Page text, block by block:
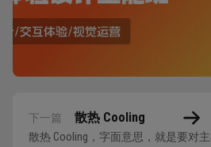
下一篇 散热 Cooling
散热 Cooling，字面意思，就是要对